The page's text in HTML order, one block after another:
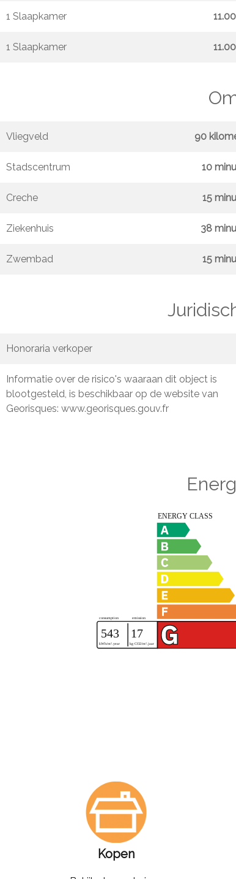
1 Slaapkamer
1 Slaapkamer
Vliegveld 90
Stadscentrum 10
Creche 15
Ziekenhuis 38
Zwembad 15
Honoraria verkoper
Informatie over de risico's waaraan dit object is
blootgesteld, is beschikbaar op de website van
Georisques: www.georisques.gouv.fr
Kopen